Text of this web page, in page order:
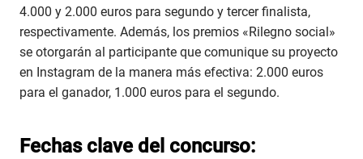
4.000 y 2.000 euros para segundo y tercer finalista,
respectivamente. Además, los premios «Rilegno social»
se otorgarán al participante que comunique su proyecto
en Instagram de la manera más efectiva: 2.000 euros
para el ganador, 1.000 euros para el segundo.
Fechas clave del concurso: